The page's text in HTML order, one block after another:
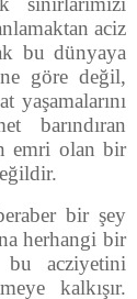
aciz
bu dünyaya
göre değil,
yaşamalarını
barındıran
emri olan bir
bir şey
herhangi bir
acziyetini
kalkışır.